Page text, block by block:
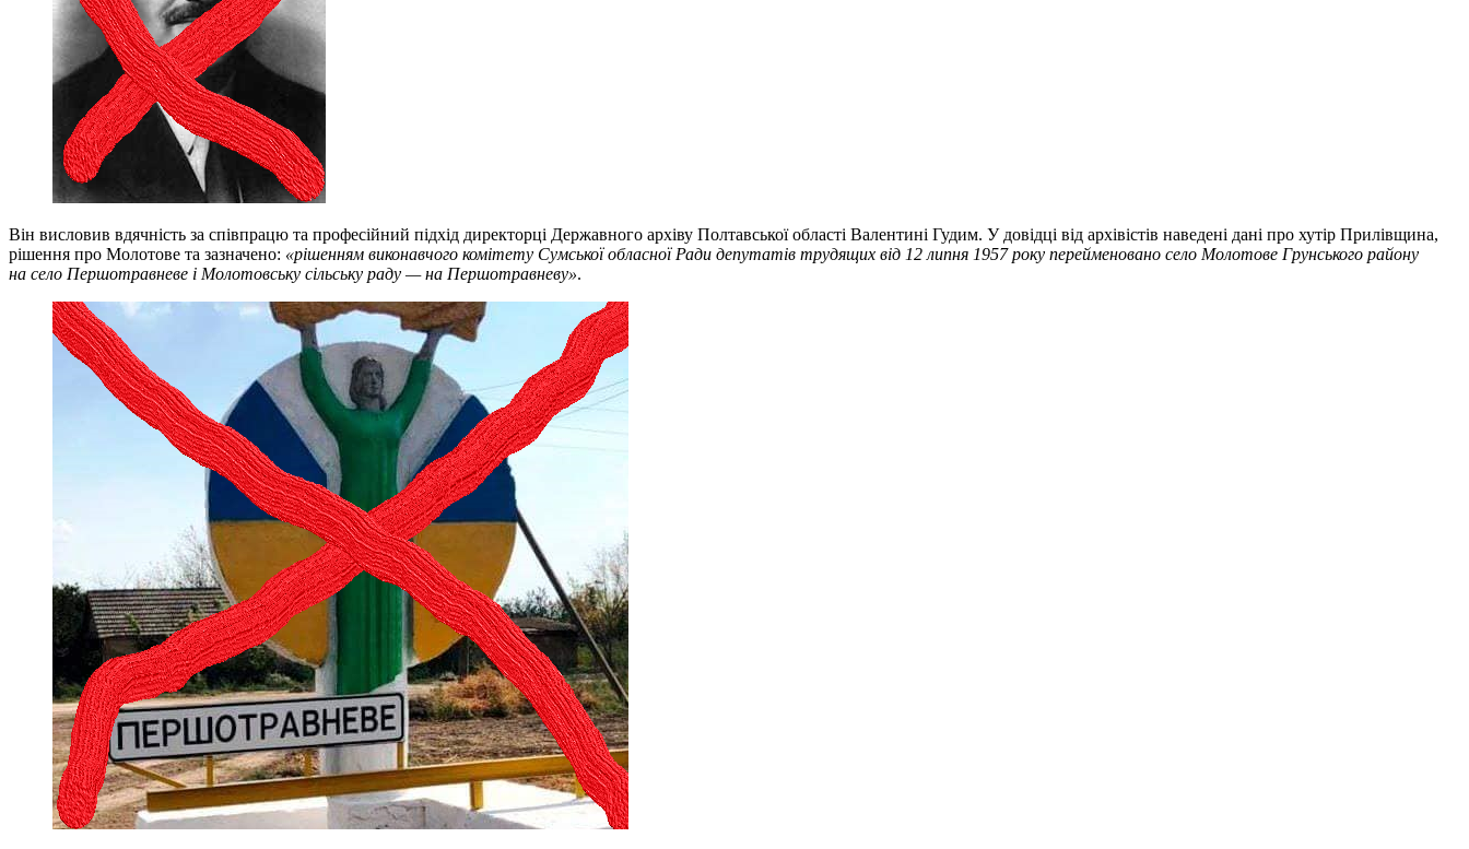
Він висловив вдячність за співпрацю та професійний підхід директорці Державного архіву Полтавської області Валентині Гудим. У довідці від архівістів наведені дані про хутір Прилівщина,
рішення про Молотове та зазначено: «рішенням виконавчого комітету Сумської обласної Ради депутатів трудящих від 12 липня 1957 року перейменовано село Молотове Грунського району
на село Першотравневе і Молотовську сільську раду — на Першотравневу».